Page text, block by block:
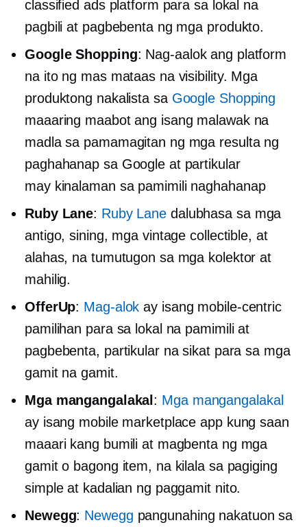
classified ads platform para sa lokal na
pagbili at pagbebenta ng mga produkto.
Google Shopping: Nag-aalok ang platform
na ito ng mas mataas na visibility. Mga
produktong nakalista sa Google Shopping
maaaring maabot ang isang malawak na
madla sa pamamagitan ng mga resulta ng
paghahanap sa Google at partikular
may kinalaman sa pamimilinaghahanap
Ruby Lane: Ruby Lane dalubhasa sa mga
antigo, sining, mga vintage collectible, at
alahas, na tumutugon sa mga kolektor at
mahilig.
OfferUp: Mag-alok ay isang mobile-centric
pamilihan para sa lokal na pamimili at
pagbebenta, partikular na sikat para sa mga
gamit na gamit.
Mga mangangalakal : Mga mangangalakal
ay isang mobile marketplace app kung saan
maaari kang bumili at magbenta ng mga
gamit o bagong item, na kilala sa pagiging
simple at kadalian ng paggamit nito.
Newegg: Newegg pangunahing nakatuon sa